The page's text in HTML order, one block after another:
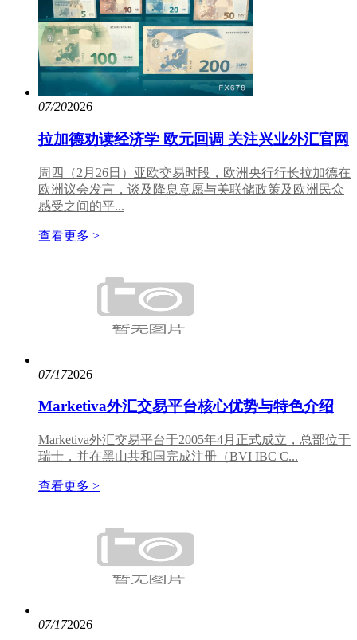
07/202026
拉加德劝读经济学 欧元回调 关注兴业外汇官网
周四（2月26日）亚欧交易时段，欧洲央行行长拉加德在
欧洲议会发言，谈及降息意愿与美联储政策及欧洲民众
感受之间的平...
查看更多 >
07/172026
Marketiva外汇交易平台核心优势与特色介绍
Marketiva外汇交易平台于2005年4月正式成立，总部位于
瑞士，并在黑山共和国完成注册（BVI IBC C...
查看更多 >
07/172026